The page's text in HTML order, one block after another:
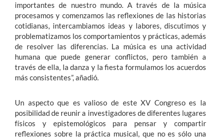
importantes de nuestro mundo. A través de la música
procesamos y comenzamos las reflexiones de las historias
cotidianas, intercambiamos ideas y labores, discutimos y
problematizamos los comportamientos y prácticas, además
de resolver las diferencias. La música es una actividad
humana que puede generar conflictos, pero también a
través de ella, la danza y la fiesta formulamos los acuerdos
más consistentes”, añadió.
Un aspecto que es valioso de este XV Congreso es la
posibilidad de reunir a investigadores de diferentes lugares
físicos y epistemológicos para pensar y compartir
reflexiones sobre la práctica musical, que no es sólo una